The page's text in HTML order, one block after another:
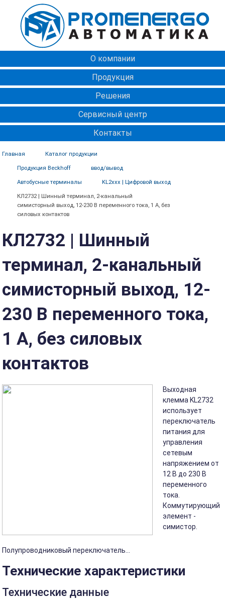
О компании
Продукция
Решения
Сервисный центр
Контакты
Главная Каталог продукции
Продукция Beckhoff ввод/вывод
Автобусные терминалы KL2xxx | Цифровой выход
КЛ2732 | Шинный терминал, 2-канальный
симисторный выход, 12-230 В переменного тока, 1 А, без
силовых контактов
КЛ2732 | Шинный
терминал, 2-канальный
симисторный выход, 12-
230 В переменного тока,
1 А, без силовых
контактов
Выходная
клемма KL2732
использует
переключатель
питания для
управления
сетевым
напряжением от
12 В до 230 В
переменного
тока.
Коммутирующий
элемент -
симистор.
Полупроводниковый переключатель...
Технические характеристики
Технические данные